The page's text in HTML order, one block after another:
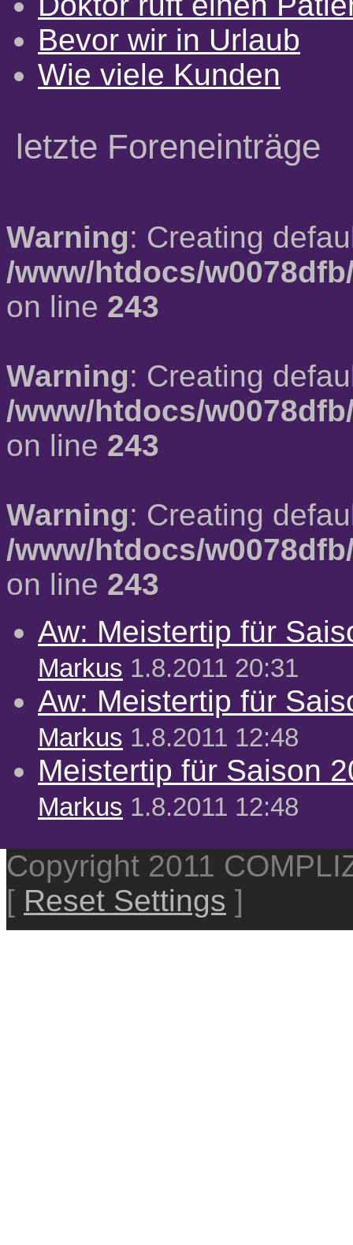
Bevor wir in Urlaub
Wie viele Kunden
letzte Foreneinträge
Warning: Creating
/www/htdocs/
on line 243
Warning: Creating
/www/htdocs/
on line 243
Warning: Creating
/www/htdocs/
on line 243
Aw: Meistertip für
Markus 1.8.2011 20:31
Aw: Meistertip für
Markus 1.8.2011 12:48
Meistertip für Saison
Markus 1.8.2011 12:48
Copyright 2011
[ Reset Settings ]